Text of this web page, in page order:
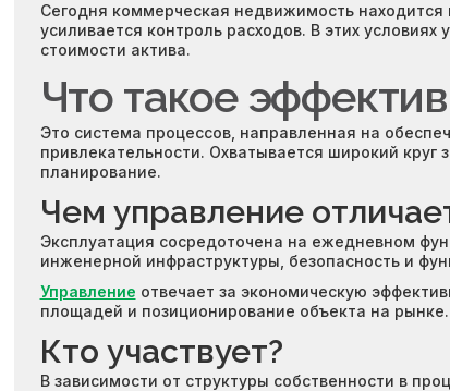
Сегодня коммерческая недвижимость находится
усиливается контроль расходов. В этих
стоимости актива.
Что такое
Это система процессов, направленная на
привлекательности. Охватывается широкий круг
планирование.
Чем управление
Эксплуатация сосредоточена на ежедневном
инженерной инфраструктуры, безопасность и
Управление отвечает за экономическую
площадей и позиционирование объекта на рынке.
Кто участвует?
В зависимости от структуры собственности в